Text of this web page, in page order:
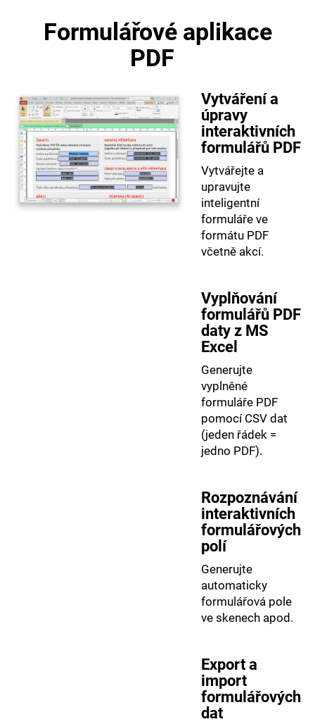
Formulářové aplikace
PDF
Vytváření a
úpravy
interaktivních
formulářů PDF
Vytvářejte a
upravujte
inteligentní
formuláře ve
formátu PDF
včetně akcí.
Vyplňování
formulářů PDF
daty z MS
Excel
Generujte
vyplněné
formuláře PDF
pomocí CSV dat
(jeden řádek =
jedno PDF).
Rozpoznávání
interaktivních
formulářových
polí
Generujte
automaticky
formulářová pole
ve skenech apod.
Export a
import
formulářových
dat